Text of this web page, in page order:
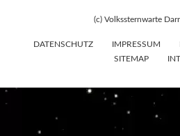
(c) Volkssternwarte
DATENSCHUTZ IMPRESSUM
SITEMAP